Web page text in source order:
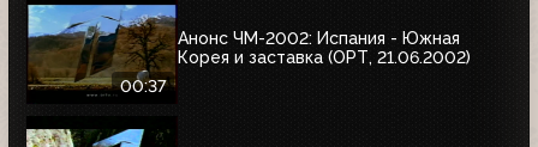
00:37
Анонс ЧМ-2002: Испания - Южная
Корея и заставка (ОРТ, 21.06.2002)